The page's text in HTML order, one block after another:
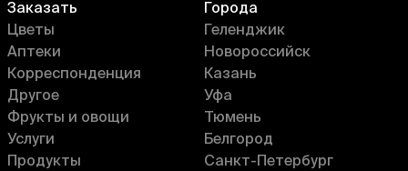
Заказать
Цветы
Аптеки
Корреспонденция
Другое
Фрукты и овощи
Услуги
Продукты
Города
Геленджик
Новороссийск
Казань
Уфа
Тюмень
Белгород
Санкт-Петербург